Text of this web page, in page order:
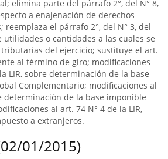
elimina parte del párrafo 2°, del N° 8,
a enajenación de derechos
reemplaza el párrafo 2°, del N° 3, del
utilidades o cantidades a las cuales se
del ejercicio; sustituye el art.
al término de giro; modificaciones
LIR, sobre determinación de la base
Complementario; modificaciones al
determinación de la base imponible
al art. 74 N° 4 de la LIR,
a extranjeros.
01/2015)